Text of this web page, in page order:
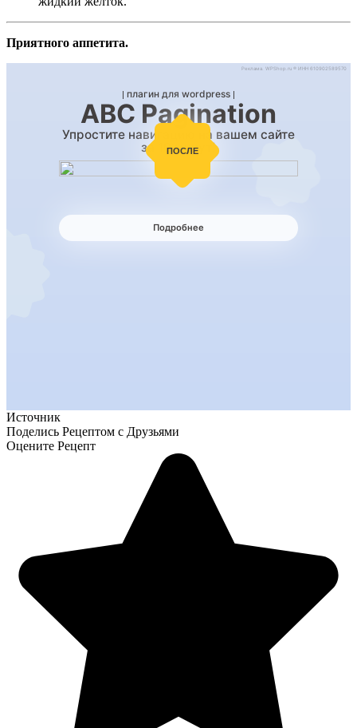
Приятного аппетита.
Источник
Поделись Рецептом с Друзьями
Оцените Рецепт